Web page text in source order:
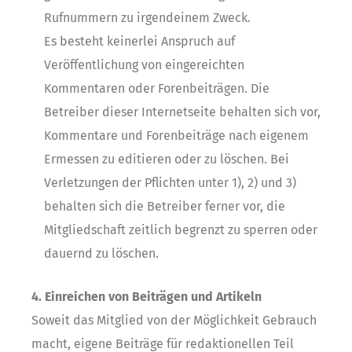
Rufnummern zu irgendeinem Zweck.
Es besteht keinerlei Anspruch auf
Veröffentlichung von eingereichten
Kommentaren oder Forenbeiträgen. Die
Betreiber dieser Internetseite behalten sich vor,
Kommentare und Forenbeiträge nach eigenem
Ermessen zu editieren oder zu löschen. Bei
Verletzungen der Pflichten unter 1), 2) und 3)
behalten sich die Betreiber ferner vor, die
Mitgliedschaft zeitlich begrenzt zu sperren oder
dauernd zu löschen.
4. Einreichen von Beiträgen und Artikeln
Soweit das Mitglied von der Möglichkeit Gebrauch
macht, eigene Beiträge für redaktionellen Teil